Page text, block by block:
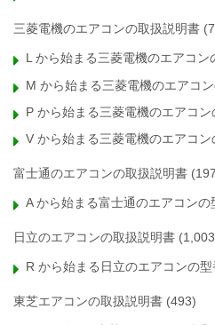
三菱電機のエアコンの取扱説明書
L から始まる三菱電機のエアコン
M から始まる三菱電機のエアコ
P から始まる三菱電機のエアコン
V から始まる三菱電機のエアコン
富士通のエアコンの取扱説明書
A から始まる富士通のエアコンの
日立のエアコンの取扱説明書
R から始まる日立のエアコンの型
東芝エアコンの取扱説明書 (493)